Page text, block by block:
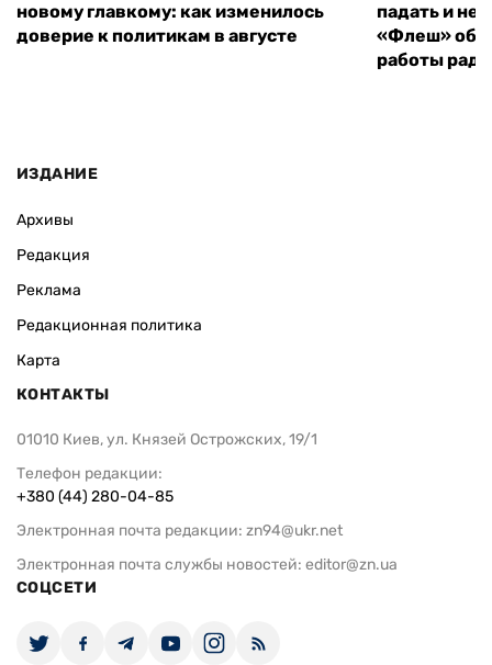
новому главкому: как изменилось
доверие к политикам в августе
падать и не
«Флеш»
работы
ИЗДАНИЕ
Архивы
Редакция
Реклама
Редакционная политика
Карта
КОНТАКТЫ
01010 Киев, ул. Князей Острожских, 19/1
Телефон редакции:
+380 (44) 280-04-85
Электронная почта редакции: zn94@ukr.net
Электронная почта службы новостей: editor@zn.ua
СОЦСЕТИ